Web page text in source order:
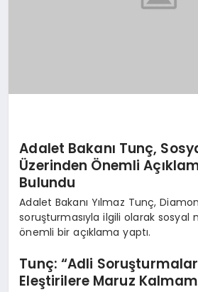
Adalet Bakanı Tunç,
Üzerinden Önemli
Bulundu
Adalet Bakanı Yılmaz Tunç,
soruşturmasıyla ilgili olarak sosyal
önemli bir açıklama yaptı.
Tunç: “Adli Soruşturmalar
Eleştirilere Maruz